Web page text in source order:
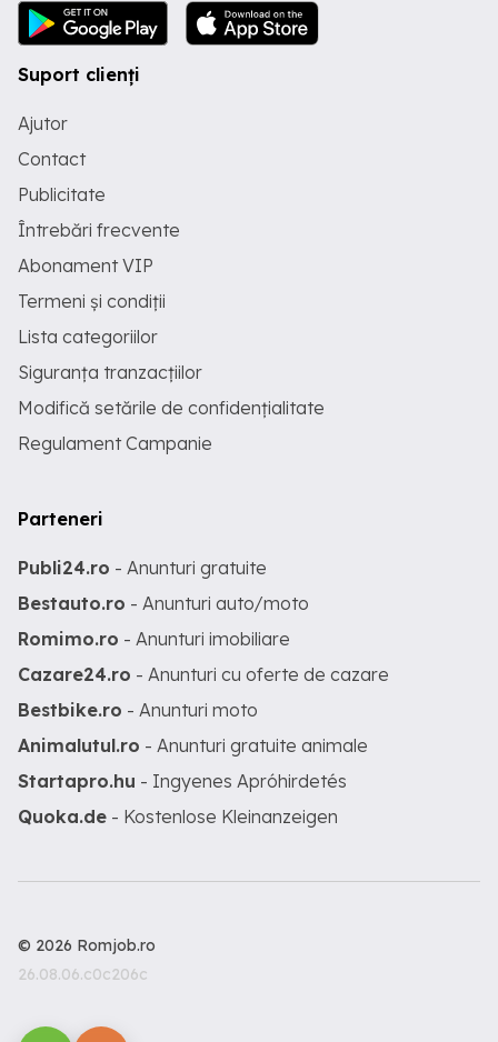
Suport clienți
Ajutor
Contact
Publicitate
Întrebări frecvente
Abonament VIP
Termeni și condiții
Lista categoriilor
Siguranța tranzacțiilor
Modifică setările de confidențialitate
Regulament Campanie
Parteneri
Publi24.ro - Anunturi gratuite
Bestauto.ro - Anunturi auto/moto
Romimo.ro - Anunturi imobiliare
Cazare24.ro - Anunturi cu oferte de cazare
Bestbike.ro - Anunturi moto
Animalutul.ro - Anunturi gratuite animale
Startapro.hu - Ingyenes Apróhirdetés
Quoka.de - Kostenlose Kleinanzeigen
© 2026 Romjob.ro
26.08.06.c0c206c